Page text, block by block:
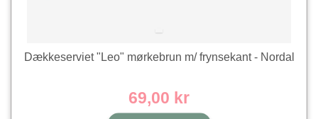
Dækkeserviet "Leo" mørkebrun m/ frynsekant - Nordal
69,00 kr